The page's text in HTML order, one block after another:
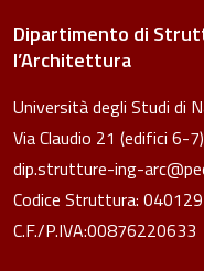
Dipartimento di
l’Architettura
Università degli Studi di
Via Claudio 21 (edifici 6-
dip.strutture-ing-
Codice Struttura: 040129
C.F./P.IVA:00876220633